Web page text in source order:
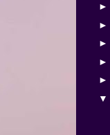
►
►
►
►
►
▼